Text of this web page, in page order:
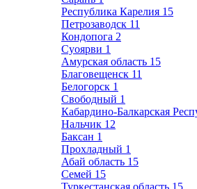
Республика Карелия 15
Петрозаводск 11
Кондопога 2
Суоярви 1
Амурская область 15
Благовещенск 11
Белогорск 1
Свободный 1
Кабардино-Балкарская
Нальчик 12
Баксан 1
Прохладный 1
Абай область 15
Семей 15
Туркестанская область 15